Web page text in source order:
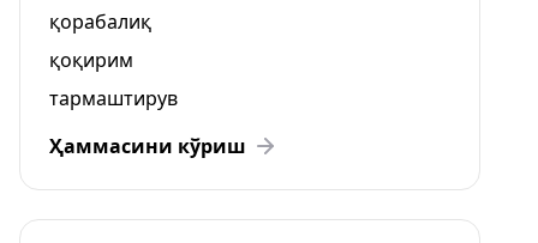
қорабалиқ
қоқирим
тармаштирув
Ҳаммасини кўриш